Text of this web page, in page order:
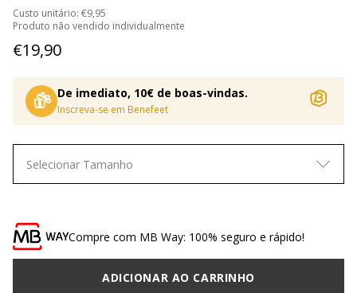
Custo unitário: €9,95
Produto não vendido individualmente
€19,90
De imediato, 10€ de boas-vindas.
Inscreva-se em Benefeet
Selecionar Tamanho
Compre com MB Way: 100% seguro e rápido!
ADICIONAR AO CARRINHO